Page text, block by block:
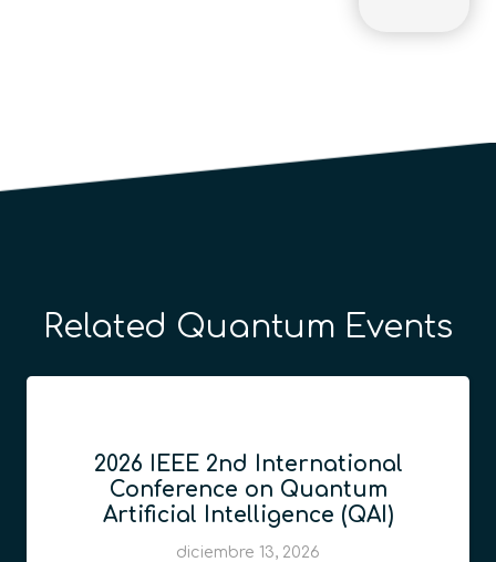
Related Quantum Events
2026 IEEE 2nd International
Conference on Quantum
Artificial Intelligence (QAI)
diciembre 13, 2026